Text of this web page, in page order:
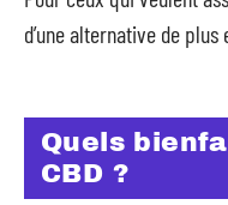
d’une alternative de
Quels
CBD ?